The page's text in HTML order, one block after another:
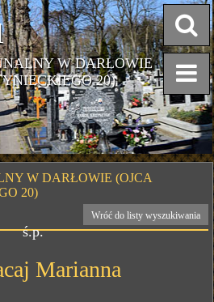
W DARŁOWIE
20)
W DARŁOWIE (OJCA
20)
Wróć do listy wyszukiwania
ś.p.
Marianna